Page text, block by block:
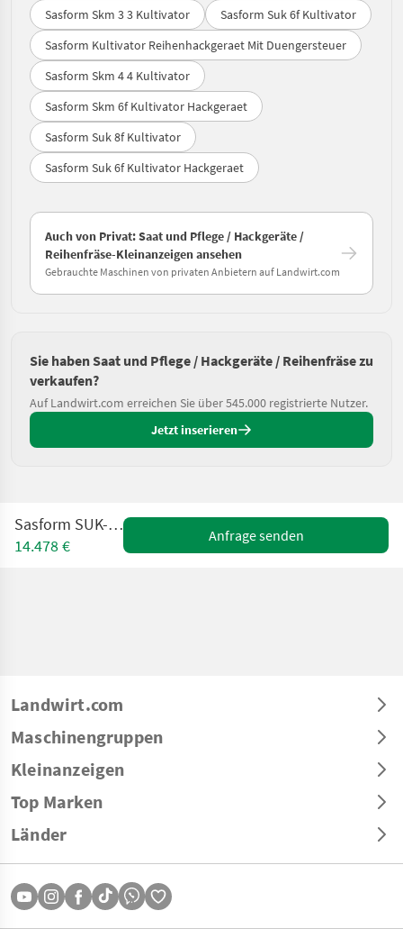
Sasform Skm 3 3 Kultivator
Sasform Suk 6f Kultivator
Sasform Kultivator Reihenhackgeraet Mit Duengersteuer
Sasform Skm 4 4 Kultivator
Sasform Skm 6f Kultivator Hackgeraet
Sasform Suk 8f Kultivator
Sasform Suk 6f Kultivator Hackgeraet
Auch von Privat: Saat und Pflege / Hackgeräte /
Reihenfräse-Kleinanzeigen ansehen
Gebrauchte Maschinen von privaten Anbietern auf Landwirt.com
Sie haben Saat und Pflege / Hackgeräte / Reihenfräse zu
verkaufen?
Auf Landwirt.com erreichen Sie über 545.000 registrierte Nutzer.
Jetzt inserieren
Sasform SUK-12F Front
14.478 €
Anfrage senden
Landwirt.com
Maschinengruppen
Kleinanzeigen
Top Marken
Länder